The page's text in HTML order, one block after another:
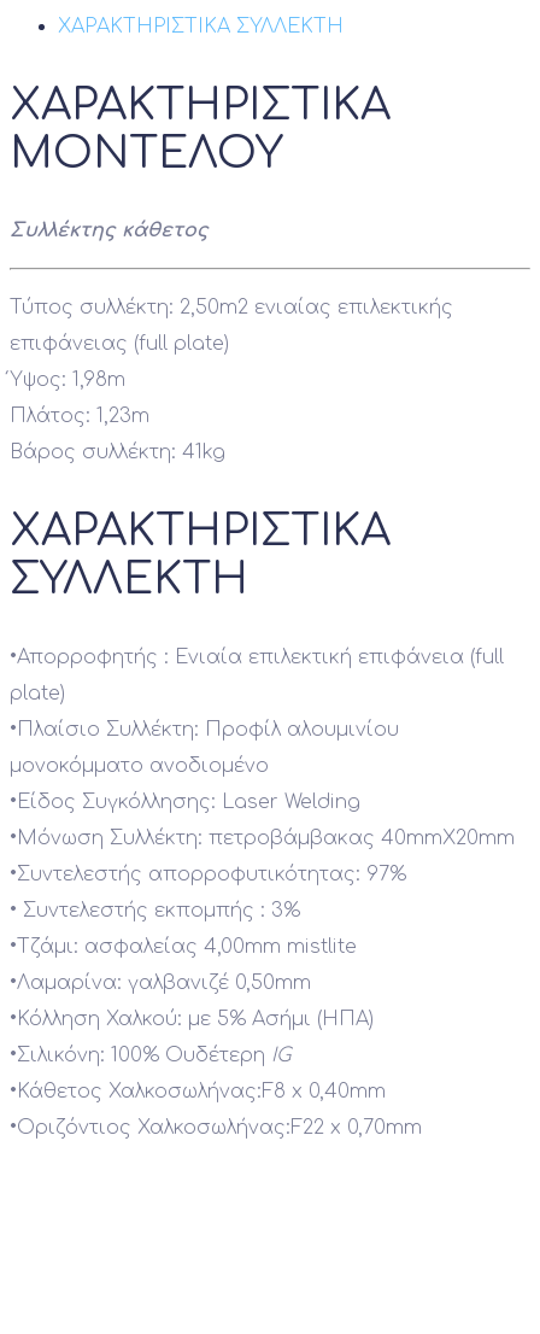
ΧΑΡΑΚΤΗΡΙΣΤΙΚΑ ΣΥΛΛΕΚΤΗ
ΧΑΡΑΚΤΗΡΙΣΤΙΚΑ
ΜΟΝΤΕΛΟΥ
Συλλέκτης κάθετος
Τύπος συλλέκτη: 2,50m2 ενιαίας επιλεκτικής
επιφάνειας (full plate)
Ύψος: 1,98m
Πλάτος: 1,23m
Βάρος συλλέκτη: 41kg
ΧΑΡΑΚΤΗΡΙΣΤΙΚΑ
ΣΥΛΛΕΚΤΗ
•Απορροφητής : Ενιαία επιλεκτική επιφάνεια (full
plate)
• Πλαίσιο Συλλέκτη: Προφίλ αλουμινίου
μονοκόμματο ανοδιομένο
• Είδος Συγκόλλησης: Laser Welding
•Μόνωση Συλλέκτη: πετροβάμβακας 40mmX20mm
•Συντελεστής απορροφυτικότητας: 97%
• Συντελεστής εκπομπής : 3%
• Τζάμι: ασφαλείας 4,00mm mistlite
•Λαμαρίνα: γαλβανιζέ 0,50mm
• Κόλληση Χαλκού: με 5% Ασήμι (ΗΠΑ)
•Σιλικόνη: 100% Ουδέτερη IG
• Κάθετος Χαλκοσωλήνας:F8 x 0,40mm
•Οριζόντιος Χαλκοσωλήνας:F22 x 0,70mm